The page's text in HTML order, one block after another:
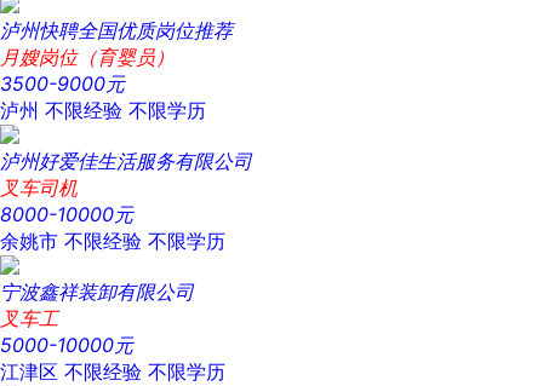
泸州快聘全国优质岗位推荐
月嫂岗位（育婴员）
3500-9000元
泸州 不限经验 不限学历
泸州好爱佳生活服务有限公司
叉车司机
8000-10000元
余姚市 不限经验 不限学历
宁波鑫祥装卸有限公司
叉车工
5000-10000元
江津区 不限经验 不限学历